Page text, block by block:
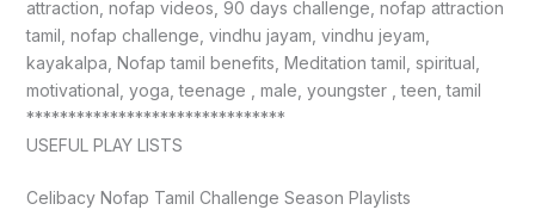
attraction, nofap videos, 90 days challenge, nofap attraction
tamil, nofap challenge, vindhu jayam, vindhu jeyam,
kayakalpa, Nofap tamil benefits, Meditation tamil, spiritual,
motivational, yoga, teenage , male, youngster , teen, tamil
*******************************
USEFUL PLAY LISTS
Celibacy Nofap Tamil Challenge Season Playlists